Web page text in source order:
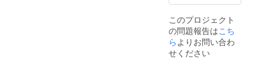
ます。
このプロジェクト
の問題報告はこち
らよりお問い合わ
せください